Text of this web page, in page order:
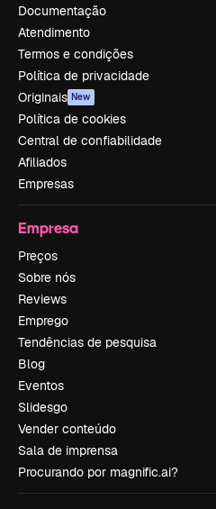
Documentação
Atendimento
Termos e condições
Política de privacidade
Originais New
Política de cookies
Central de confiabilidade
Afiliados
Empresas
Empresa
Preços
Sobre nós
Reviews
Emprego
Tendências de pesquisa
Blog
Eventos
Slidesgo
Vender conteúdo
Sala de imprensa
Procurando por magnific.ai?